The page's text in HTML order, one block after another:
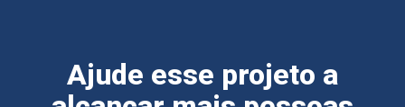
Ajude esse projeto a